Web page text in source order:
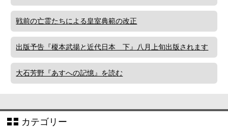
戦前の亡霊たちによる皇室典範の改正
出版予告『榎本武揚と近代日本 下』八月上旬出版されます
大石芳野『あすへの記憶』を読む
カテゴリー